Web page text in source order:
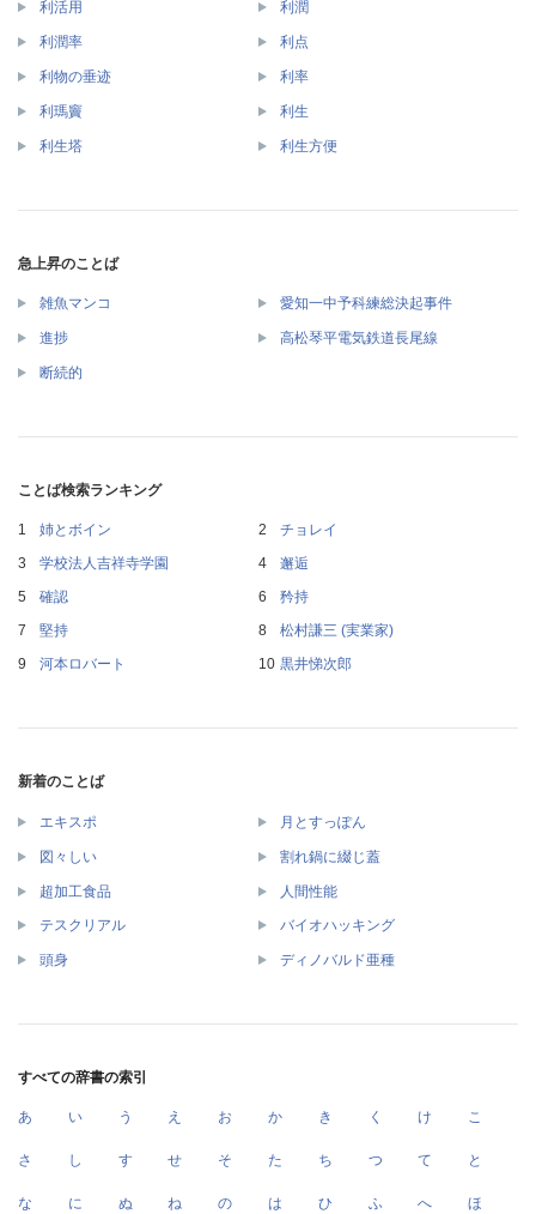
利活用 利潤
利潤率 利点
利物の垂迹 利率
利瑪竇 利生
利生塔 利生方便
急上昇のことば
雑魚マンコ 愛知一中予科練総決起事件
進捗 高松琴平電気鉄道長尾線
断続的
ことば検索ランキング
姉とボイン
チョレイ
学校法人吉祥寺学園
邂逅
確認
矜持
堅持
松村謙三 (実業家)
河本ロバート
黒井悌次郎
新着のことば
エキスポ 月とすっぽん
図々しい 割れ鍋に綴じ蓋
超加工食品 人間性能
テスクリアル バイオハッキング
頭身 ディノバルド亜種
すべての辞書の索引
あ い う え お か き く け こ
さ し す せ そ た ち つ て と
な に ぬ ね の は ひ ふ へ ほ